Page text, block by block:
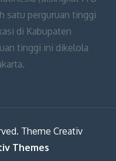
satu perguruan tinggi
di Kabupaten
tinggi ini dikelola
Theme Creativ
Themes